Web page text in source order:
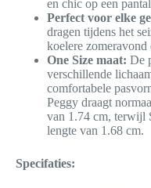
en chic op een
Perfect voor elke
dragen tijdens het
koelere zomeravond
One Size maat: De
verschillende
comfortabele
Peggy draagt
van 1.74 cm, terwijl
lengte van 1.68 cm.
Specifaties: